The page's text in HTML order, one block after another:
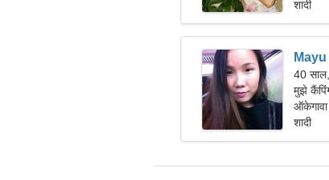
शादी
Mayu
40
मुझे
ऑकेगावा
शादी